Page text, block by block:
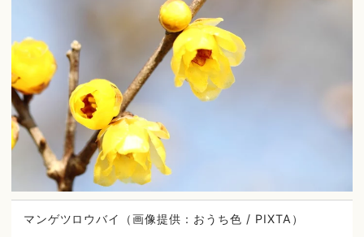
マンゲツロウバイ（画像提供：おうち色 / PIXTA）